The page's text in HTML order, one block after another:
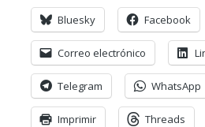
Bluesky Facebook
Correo electrónico
Telegram WhatsApp
Imprimir Threads